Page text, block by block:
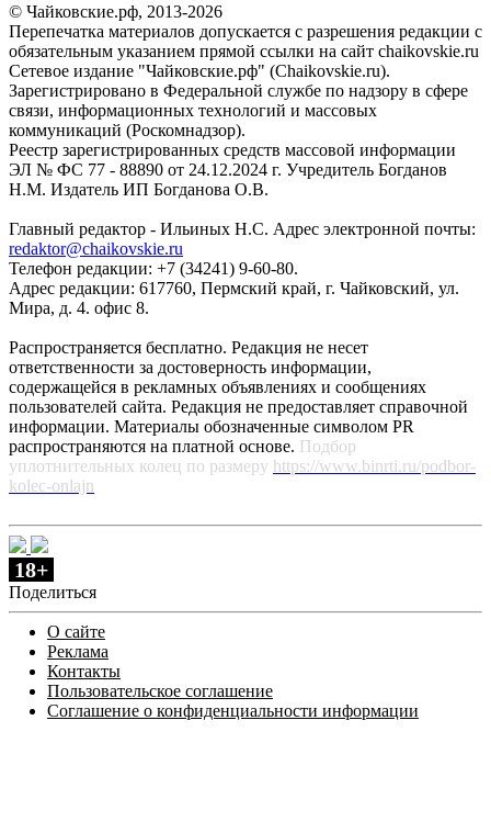
© Чайковские.рф, 2013-2026
Перепечатка материалов допускается с разрешения редакции с
обязательным указанием прямой ссылки на сайт chaikovskie.ru
Сетевое издание "Чайковские.рф" (Chaikovskie.ru).
Зарегистрировано в Федеральной службе по надзору в сфере
связи, информационных технологий и массовых
коммуникаций (Роскомнадзор).
Реестр зарегистрированных средств массовой информации
ЭЛ № ФС 77 - 88890 от 24.12.2024 г. Учредитель Богданов
Н.М. Издатель ИП Богданова О.В.
Главный редактор - Ильиных Н.С. Адрес электронной почты:
redaktor@chaikovskie.ru
Телефон редакции: +7 (34241) 9-60-80.
Адрес редакции: 617760, Пермский край, г. Чайковский, ул.
Мира, д. 4. офис 8.
Распространяется бесплатно. Редакция не несет
ответственности за достоверность информации,
содержащейся в рекламных объявлениях и сообщениях
пользователей сайта. Редакция не предоставляет справочной
информации. Материалы обозначенные символом PR
распространяются на платной основе. Подбор
уплотнительных колец по размеру https://www.binrti.ru/podbor-
kolec-onlajn
18+
Поделиться
О сайте
Реклама
Контакты
Пользовательское соглашение
Соглашение о конфиденциальности информации